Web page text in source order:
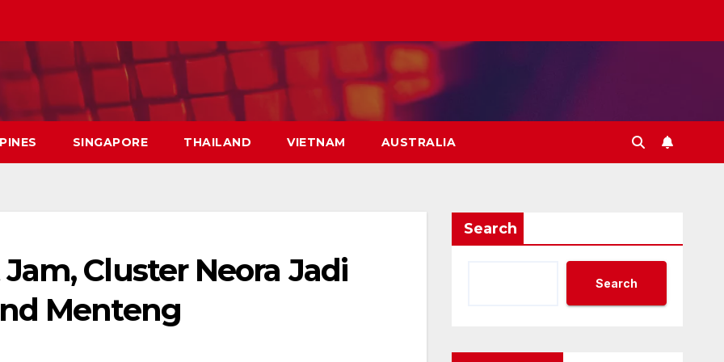
SINGAPORE THAILAND VIETNAM AUSTRALIA
Cluster Neora Jadi
Menteng
Search
Search